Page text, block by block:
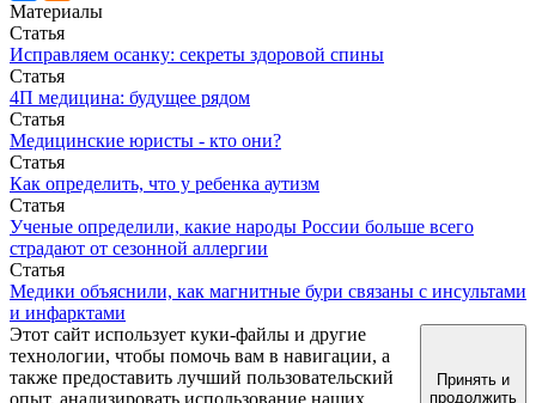
Материалы
Статья
Исправляем осанку: секреты здоровой спины
Статья
4П медицина: будущее рядом
Статья
Медицинские юристы - кто они?
Статья
Как определить, что у ребенка аутизм
Статья
Ученые определили, какие народы России больше всего
страдают от сезонной аллергии
Статья
Медики объяснили, как магнитные бури связаны с инсультами
и инфарктами
Этот сайт использует куки-файлы и другие
технологии, чтобы помочь вам в навигации, а
также предоставить лучший пользовательский
Принять и
продолжить